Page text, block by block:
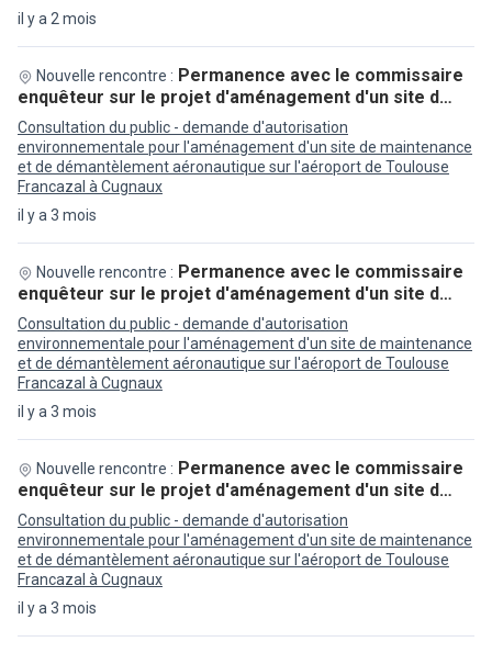
il y a 2 mois
il y a 3 mois
Nouvelle rencontre : Permanence avec le commissaire
enquêteur sur le projet d'aménagement d'un site d…
Consultation du public - demande d'autorisation
environnementale pour l'aménagement d'un site de maintenance
et de démantèlement aéronautique sur l'aéroport de Toulouse
Francazal à Cugnaux
il y a 3 mois
Nouvelle rencontre : Permanence avec le commissaire
enquêteur sur le projet d'aménagement d'un site d…
Consultation du public - demande d'autorisation
environnementale pour l'aménagement d'un site de maintenance
et de démantèlement aéronautique sur l'aéroport de Toulouse
Francazal à Cugnaux
il y a 3 mois
Nouvelle rencontre : Permanence avec le commissaire
enquêteur sur le projet d'aménagement d'un site d…
Consultation du public - demande d'autorisation
environnementale pour l'aménagement d'un site de maintenance
et de démantèlement aéronautique sur l'aéroport de Toulouse
Francazal à Cugnaux